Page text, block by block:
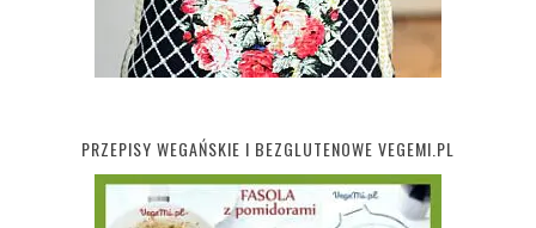
PRZEPISY WEGAŃSKIE I BEZGLUTENOWE VEGEMI.PL